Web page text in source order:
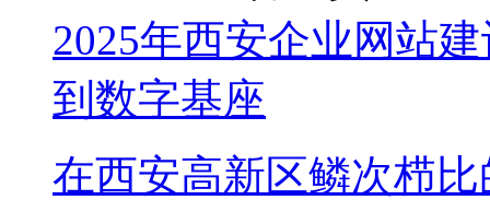
2025年西安企业网站
到数字基座
在西安高新区鳞次栉